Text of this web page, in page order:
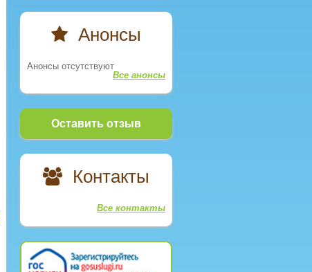
Анонсы
Анонсы отсутствуют
Все анонсы
Оставить отзыв
Контакты
Все контакты